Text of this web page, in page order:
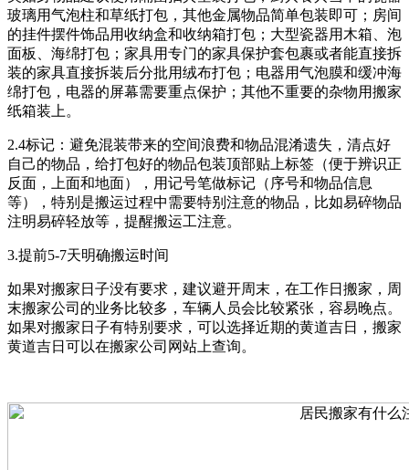
玻璃用气泡柱和草纸打包，其他金属物品简单包装即可；房间
的挂件摆件饰品用收纳盒和收纳箱打包；大型瓷器用木箱、泡
面板、海绵打包；家具用专门的家具保护套包裹或者能直接拆
装的家具直接拆装后分批用绒布打包；电器用气泡膜和缓冲海
绵打包，电器的屏幕需要重点保护；其他不重要的杂物用搬家
纸箱装上。
2.4标记：避免混装带来的空间浪费和物品混淆遗失，清点好
自己的物品，给打包好的物品包装顶部贴上标签（便于辨识正
反面，上面和地面），用记号笔做标记（序号和物品信息
等），特别是搬运过程中需要特别注意的物品，比如易碎物品
注明易碎轻放等，提醒搬运工注意。
3.提前5-7天明确搬运时间
如果对搬家日子没有要求，建议避开周末，在工作日搬家，周
末搬家公司的业务比较多，车辆人员会比较紧张，容易晚点。
如果对搬家日子有特别要求，可以选择近期的黄道吉日，搬家
黄道吉日可以在搬家公司网站上查询。